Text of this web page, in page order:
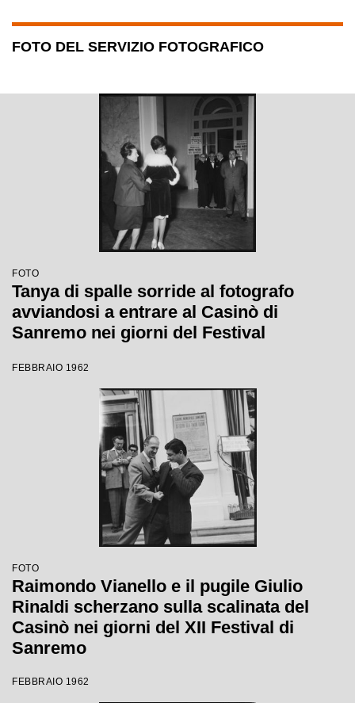
FOTO DEL SERVIZIO FOTOGRAFICO
FOTO
Tanya di spalle sorride al fotografo
avviandosi a entrare al Casinò di
Sanremo nei giorni del Festival
FEBBRAIO 1962
FOTO
Raimondo Vianello e il pugile Giulio
Rinaldi scherzano sulla scalinata del
Casinò nei giorni del XII Festival di
Sanremo
FEBBRAIO 1962